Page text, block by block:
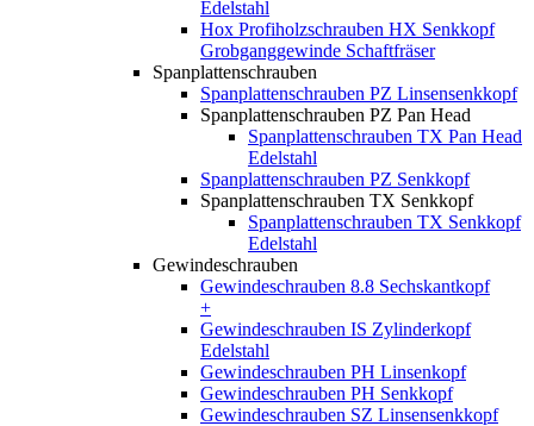
Edelstahl
Hox Profiholzschrauben HX Senkkopf
Grobganggewinde Schaftfräser
Spanplattenschrauben
Spanplattenschrauben PZ Linsensenkkopf
Spanplattenschrauben PZ Pan Head
Spanplattenschrauben TX Pan Head
Edelstahl
Spanplattenschrauben PZ Senkkopf
Spanplattenschrauben TX Senkkopf
Spanplattenschrauben TX Senkkopf
Edelstahl
Gewindeschrauben
Gewindeschrauben 8.8 Sechskantkopf
+
Gewindeschrauben IS Zylinderkopf
Edelstahl
Gewindeschrauben PH Linsenkopf
Gewindeschrauben PH Senkkopf
Gewindeschrauben SZ Linsensenkkopf